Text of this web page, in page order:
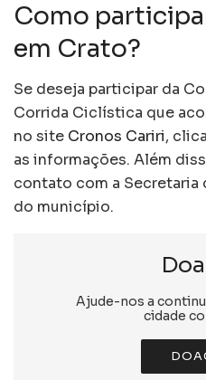
Como
em Crato?
Se deseja participar da
Corrida Ciclística que
no site Cronos Cariri,
as informações. Além
contato com a Secretaria
do município.
Ajude-nos a
cidade